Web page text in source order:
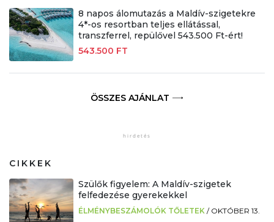
8 napos álomutazás a Maldív-szigetekre
4*-os resortban teljes ellátással,
transzferrel, repülővel 543.500 Ft-ért!
543.500 FT
ÖSSZES AJÁNLAT
CIKKEK
Szülők figyelem: A Maldív-szigetek
felfedezése gyerekekkel
ÉLMÉNYBESZÁMOLÓK TŐLETEK / OKTÓBER 13.